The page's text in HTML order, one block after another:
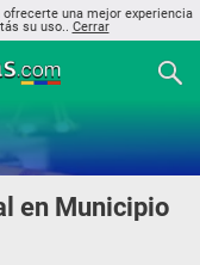
una mejor experiencia
su uso.. Cerrar
en Municipio